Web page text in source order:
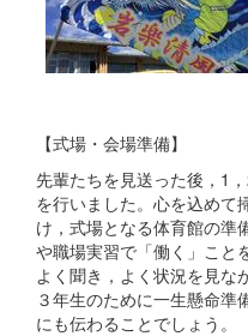
【式場・会場準備】
先輩たちを見送った後，1
を行いました。心を込めて
け，式場となる体育館の準
や職場実習で「働く」こと
よく聞き，よく状況を見な
３年生のために一生懸命準
にも伝わることでしょう。